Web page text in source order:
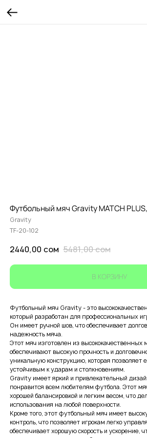
Футбольный мяч Gravity MATCH
Gravity
TF-20-102
2440,00 сом 5481,00сом
В КОРЗИНУ
Футбольный мяч Gravity - это
который разработан для профессиональных
Он имеет ручной шов, что обеспечивает
надежность мяча.
Этот мяч изготовлен из высококачественных
обеспечивают высокую прочность и
уникальную конструкцию, которая позволяет
устойчивым к ударам и столкновениям.
Gravity имеет яркий и привлекательный
понравится всем любителям футбола. Этот
хорошей балансировкой и легким весом, что
использования на любой поверхности.
Кроме того, этот футбольный мяч имеет
контроль, что позволяет игрокам легко
обеспечивает хорошую скорость и ускорение,